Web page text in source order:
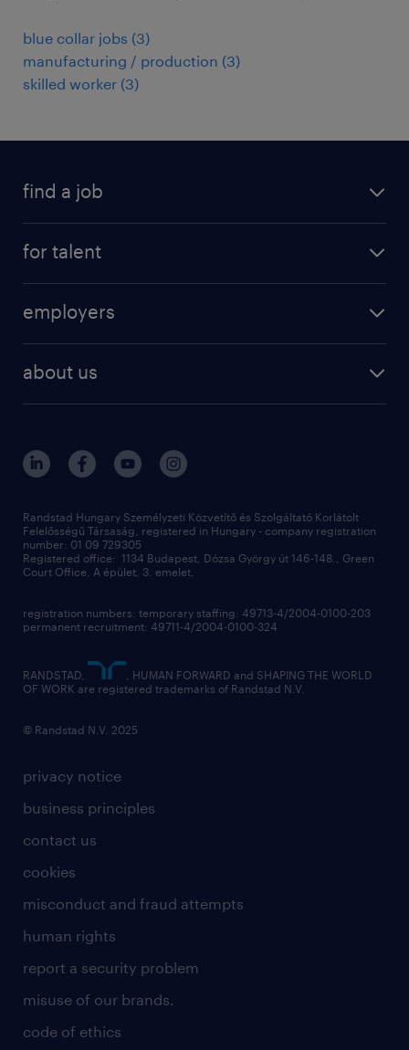
blue collar jobs (3)
manufacturing / production (3)
skilled worker (3)
find a job
for talent
professional
contact us
employers
operational
professional
digital
contact us
about us
randstad hungary
our offices
sustainability
privacy notice
business principles
contact us
cookies
misconduct and fraud attempts
human rights
report a security problem
misuse of our brands.
code of ethics
Randstad Hungary Személyzeti Közvetítő és Szolgáltató Korlátolt
Felelősségű Társaság, registered in Hungary - company registration
number: 01 09 729305
Registered office: 1134 Budapest, Dózsa György út 146-148., Green
Court Office, A épület, 3. emelet,
registration numbers: temporary staffing: 49713-4/2004-0100-203
permanent recruitment: 49711-4/2004-0100-324
RANDSTAD,
, HUMAN FORWARD and SHAPING THE WORLD
OF WORK are registered trademarks of Randstad N.V.
© Randstad N.V. 2025